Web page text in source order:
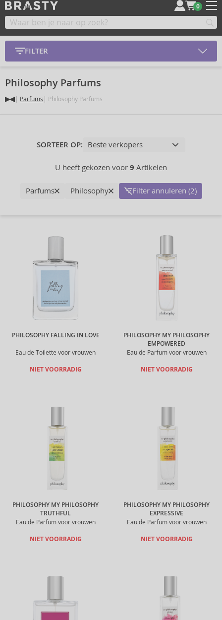
0
FILTER
Philosophy Parfums
Parfums Philosophy Parfums
SORTEER OP:
U heeft gekozen voor 9 Artikelen
Parfums Philosophy Filter annuleren (2)
PHILOSOPHY FALLING IN LOVE
Eau de Toilette voor vrouwen
NIET VOORRADIG
PHILOSOPHY MY PHILOSOPHY
EMPOWERED
Eau de Parfum voor vrouwen
NIET VOORRADIG
PHILOSOPHY MY PHILOSOPHY
TRUTHFUL
Eau de Parfum voor vrouwen
NIET VOORRADIG
PHILOSOPHY MY PHILOSOPHY
EXPRESSIVE
Eau de Parfum voor vrouwen
NIET VOORRADIG